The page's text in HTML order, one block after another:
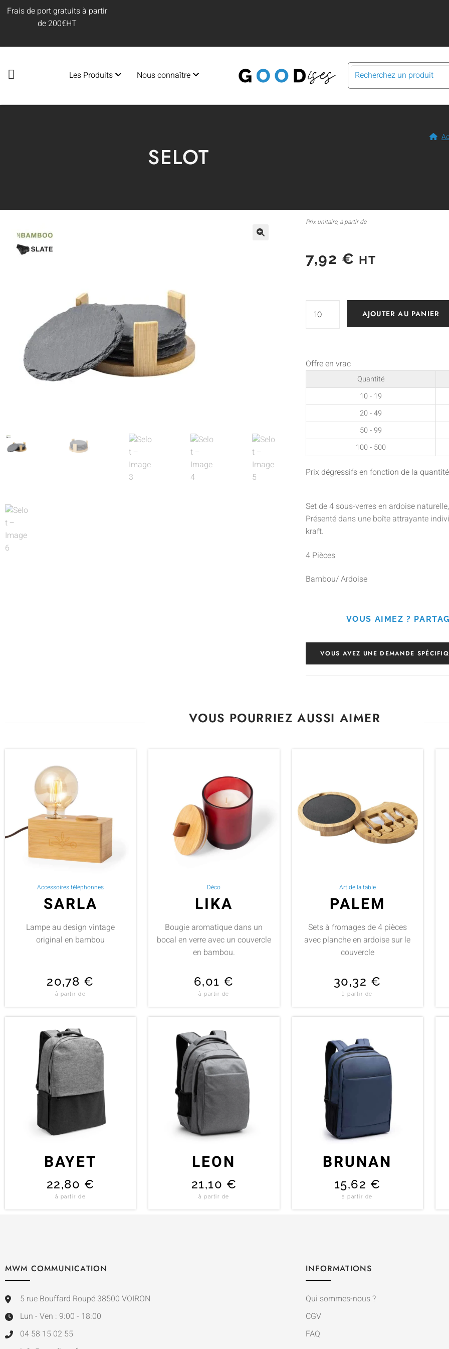
Frais de port gratuits à partir
de 200€HT
Les Produits Nous connaître
SELOT
Prix unitaire, à partir de
7,92 € HT
AJOUTER AU PANIER
Offre en vrac
Quantité
10 - 19
20 - 49
50 - 99
100 - 500
Prix dégressifs en fonction de la
Set de 4 sous-verres en ardoise
Présenté dans une boîte attrayante
kraft.
4 Pièces
Bambou/ Ardoise
VOUS AIMEZ ?
VOUS AVEZ UNE DEMANDE
VOUS POURRIEZ AUSSI AIMER
Accessoires téléphonnes
SARLA
Lampe au design vintage
original en bambou
20,78 €
à partir de
Déco
LIKA
Bougie aromatique dans un
bocal en verre avec un couvercle
en bambou.
6,01 €
à partir de
Art de la table
PALEM
Sets à fromages de 4 pièces
avec planche en ardoise sur le
couvercle
30,32 €
à partir de
BAYET
22,80 €
à partir de
LEON
21,10 €
à partir de
BRUNAN
15,62 €
à partir de
MWM COMMUNICATION
5 rue Bouffard Roupé 38500 VOIRON
Lun - Ven : 9:00 - 18:00
04 58 15 02 55
INFORMATIONS
Qui sommes-nous ?
CGV
FAQ